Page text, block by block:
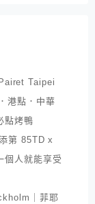
Taipei
港點．中華
點烤鴨
第 85TD x
個人就能享受
｜菲耶